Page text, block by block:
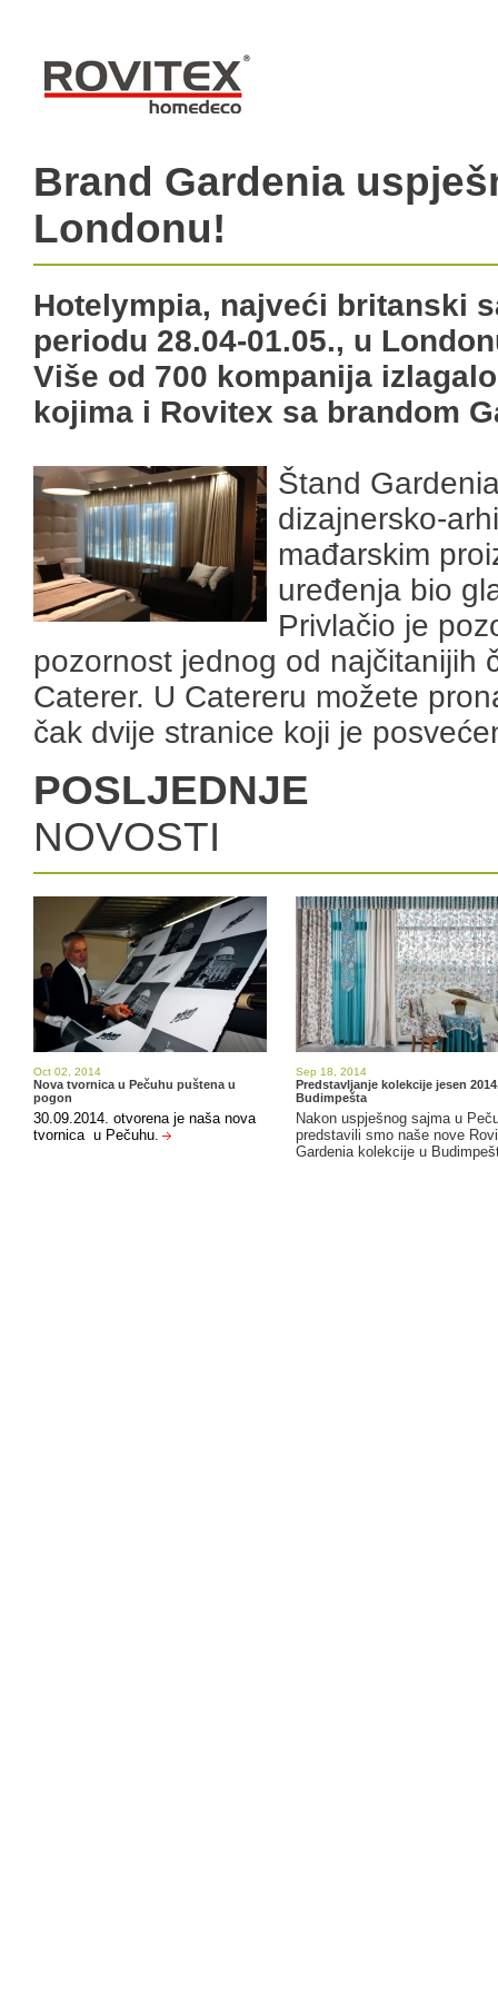
Brand Gardenia
Londonu!
Hotelympia, najveći britanski
periodu 28.04-01.05., u
Više od 700 kompanija
kojima i Rovitex sa brandom
Štand
dizajnersko-
mađarskim
uređenja bio
Privlačio je
pozornost jednog od najčitanijih
Caterer. U Catereru možete
čak dvije stranice koji je
POSLJEDNJE
NOVOSTI
Oct 02, 2014
Nova tvornica u Pečuhu puštena u
pogon
30.09.2014. otvorena je naša nova
tvornica u Pečuhu.
Sep 18, 2014
Predstavljanje kolekcije jesen
Budimpešta
Nakon uspješnog sajma u
predstavili smo naše nove
Gardenia kolekcije u